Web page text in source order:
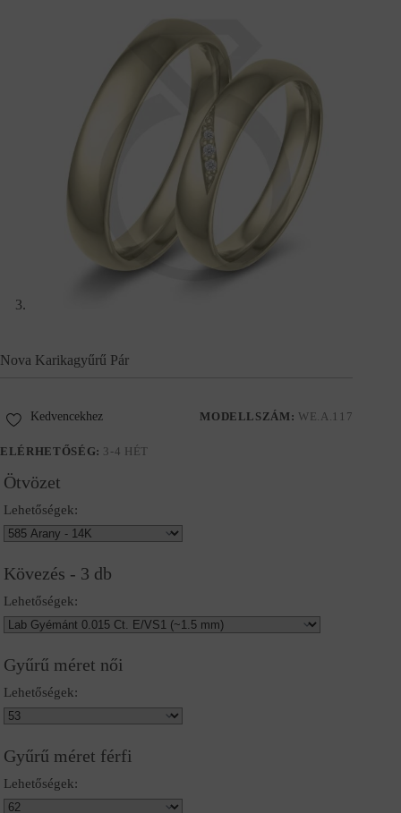
Nova Karikagyűrű Pár
MODELLSZÁM: WE.A.117
ELÉRHETŐSÉG: 3-4 HÉT
Kedvencekhez
Ötvözet
Lehetőségek:
Kövezés - 3 db
Lehetőségek:
Gyűrű méret női
Lehetőségek:
Gyűrű méret férfi
Lehetőségek: